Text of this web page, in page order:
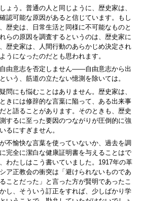
う。普通の人と同じように、歴史家は、
認可能な原因があると信じています。もし
歴史は、日常生活と同様に不可能なものと
らの原因を調査するというのは、歴史家に
歴史家は、人間行動のあらかじめ決定され
うになったのだとも思われます。
由意志を否定しません――自由意志から出
いう、筋道の立たない憶測を除いては。
にも悩むことはありません。歴史家は、
きには修辞的な言葉に陥って、ある出来事
と語ることがあります。そのときも、歴史
するに至った要因のつながりが圧倒的に強
るにすぎません。
不愉快な言葉を使っていないか、過去を調
完全に潔白な健康証明書を与えることはで
わたしはこう書いていました。1917年の革
ア正教会の衝突は「避けられないものであ
ことだった」と言った方が賢明であったこ
し、そういう訂正をすれば、少しばかり学